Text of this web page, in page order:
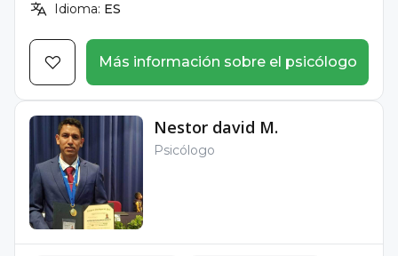
Idioma: ES
Más información sobre el psicólogo
Nestor david M.
Psicólogo